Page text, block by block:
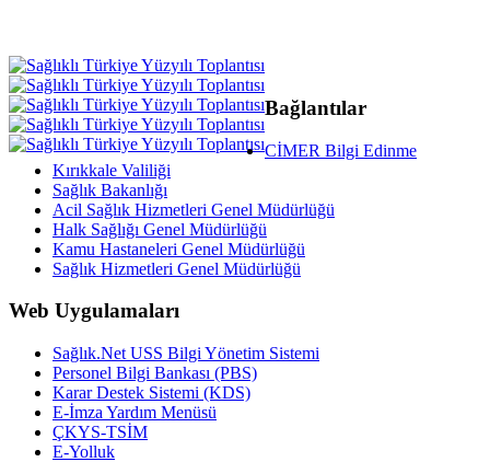
Bağlantılar
CİMER Bilgi Edinme
Kırıkkale Valiliği
Sağlık Bakanlığı
Acil Sağlık Hizmetleri Genel Müdürlüğü
Halk Sağlığı Genel Müdürlüğü
Kamu Hastaneleri Genel Müdürlüğü
Sağlık Hizmetleri Genel Müdürlüğü
Web Uygulamaları
Sağlık.Net USS Bilgi Yönetim Sistemi
Personel Bilgi Bankası (PBS)
Karar Destek Sistemi (KDS)
E-İmza Yardım Menüsü
ÇKYS-TSİM
E-Yolluk